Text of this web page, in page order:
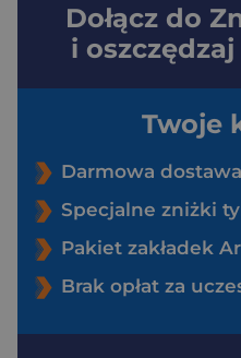
Dołącz do
i
Twoje
Darmowa
Specjalne zniżki
Pakiet zakładek
Brak opłat za